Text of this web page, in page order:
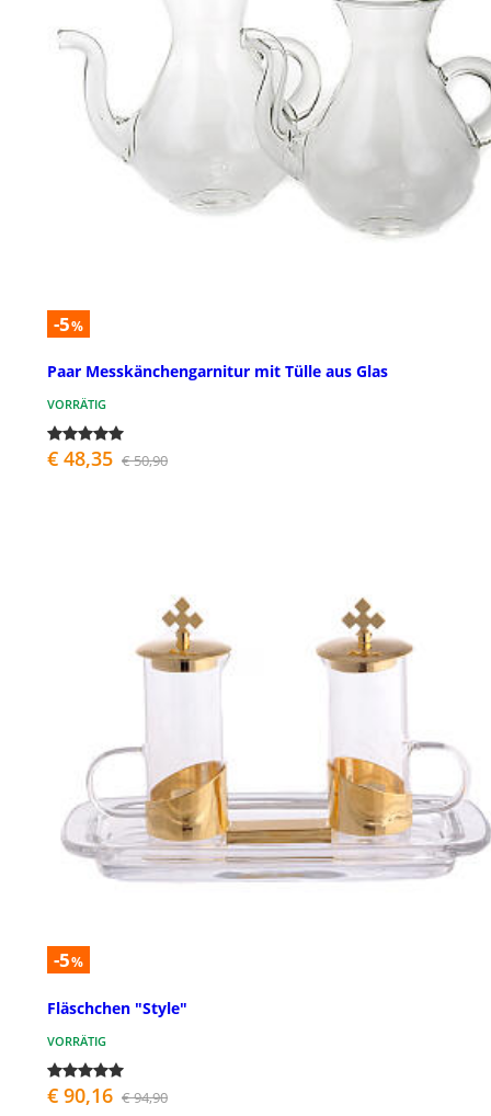
-5%
Paar Messkänchengarnitur mit Tülle aus Glas
VORRÄTIG
€ 48,35 € 50,90
-5%
Fläschchen "Style"
VORRÄTIG
€ 90,16 € 94,90